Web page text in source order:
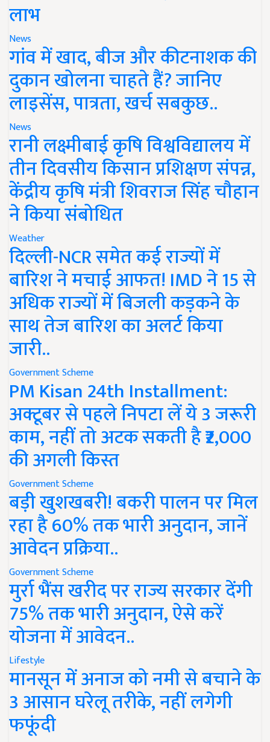
लाभ
News
गांव में खाद, बीज और कीटनाशक की
दुकान खोलना चाहते हैं? जानिए
लाइसेंस, पात्रता, खर्च सबकुछ..
News
रानी लक्ष्मीबाई कृषि विश्वविद्यालय में
तीन दिवसीय किसान प्रशिक्षण संपन्न,
केंद्रीय कृषि मंत्री शिवराज सिंह चौहान
ने किया संबोधित
Weather
दिल्ली-NCR समेत कई राज्यों में
बारिश ने मचाई आफत! IMD ने 15 से
अधिक राज्यों में बिजली कड़कने के
साथ तेज बारिश का अलर्ट किया
जारी..
Government Scheme
PM Kisan 24th Installment:
अक्टूबर से पहले निपटा लें ये 3 जरूरी
काम, नहीं तो अटक सकती है ₹2,000
की अगली किस्त
Government Scheme
बड़ी खुशखबरी! बकरी पालन पर मिल
रहा है 60% तक भारी अनुदान, जानें
आवेदन प्रक्रिया..
Government Scheme
मुर्रा भैंस खरीद पर राज्य सरकार देंगी
75% तक भारी अनुदान, ऐसे करें
योजना में आवेदन..
Lifestyle
मानसून में अनाज को नमी से बचाने के
3 आसान घरेलू तरीके, नहीं लगेगी
फफूंदी